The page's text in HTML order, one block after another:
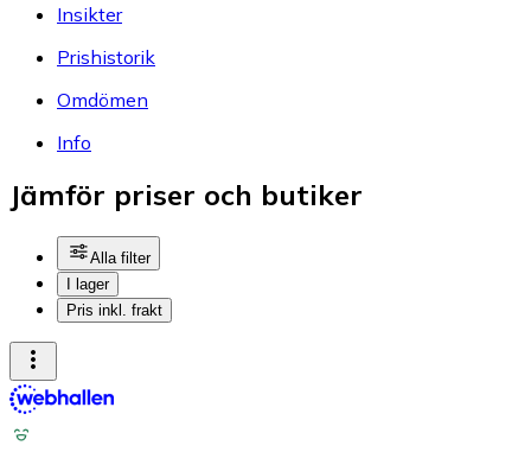
Insikter
Prishistorik
Omdömen
Info
Jämför priser och butiker
Alla filter
I lager
Pris inkl. frakt